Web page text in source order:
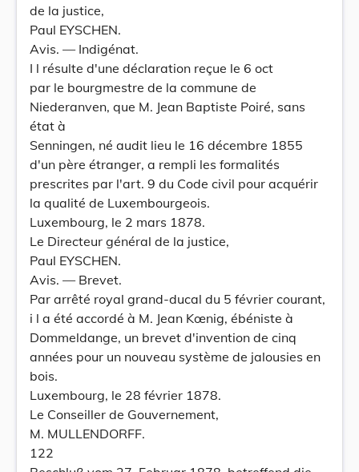
de la justice,
Paul EYSCHEN.
Avis. — Indigénat.
I l résulte d'une déclaration reçue le 6 oct
par le bourgmestre de la commune de
Niederanven, que M. Jean Baptiste Poiré, sans
état à
Senningen, né audit lieu le 16 décembre 1855
d'un père étranger, a rempli les formalités
prescrites par l'art. 9 du Code civil pour acquérir
la qualité de Luxembourgeois.
Luxembourg, le 2 mars 1878.
Le Directeur général de la justice,
Paul EYSCHEN.
Avis. — Brevet.
Par arrêté royal grand-ducal du 5 février courant,
i l a été accordé à M. Jean Kœnig, ébéniste à
Dommeldange, un brevet d'invention de cinq
années pour un nouveau système de jalousies en
bois.
Luxembourg, le 28 février 1878.
Le Conseiller de Gouvernement,
M. MULLENDORFF.
122